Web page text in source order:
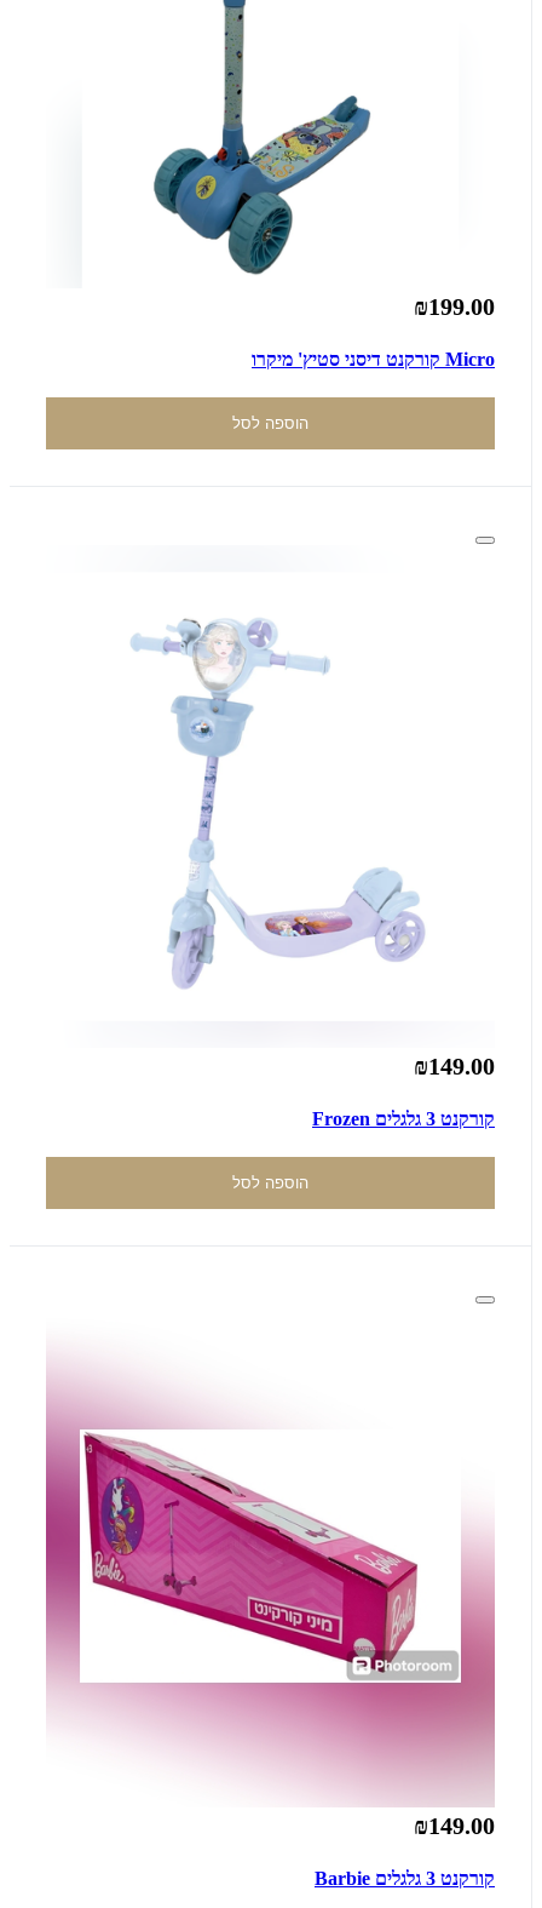
₪199.00
Micro קורקנט דיסני סטיץ' מיקרו
הוספה לסל
₪149.00
קורקנט 3 גלגלים Frozen
הוספה לסל
₪149.00
קורקנט 3 גלגלים Barbie